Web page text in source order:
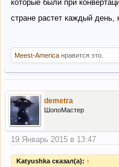
которые были при
стране растет каждый день,
Meest-America нравится это.
demetra
ШопоМастер
19 Январь 2015 в 13:47
Katyushka сказал(а): ↑